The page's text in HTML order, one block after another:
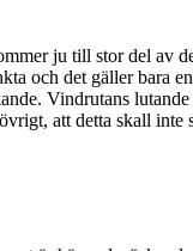
ju till stor del av
och det gäller bara
Vindrutans
att detta skall